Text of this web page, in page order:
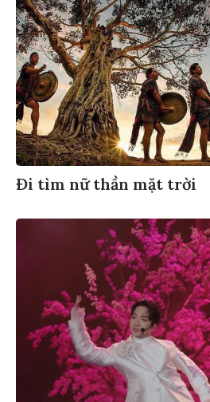
Đi tìm nữ thần mặt trời